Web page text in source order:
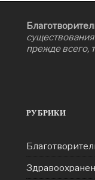
прежде всего,
РУБРИКИ